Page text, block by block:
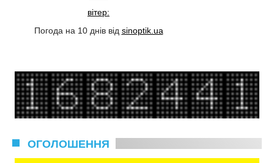
вітер:
Погода на 10 днів від sinoptik.ua
ОГОЛОШЕННЯ